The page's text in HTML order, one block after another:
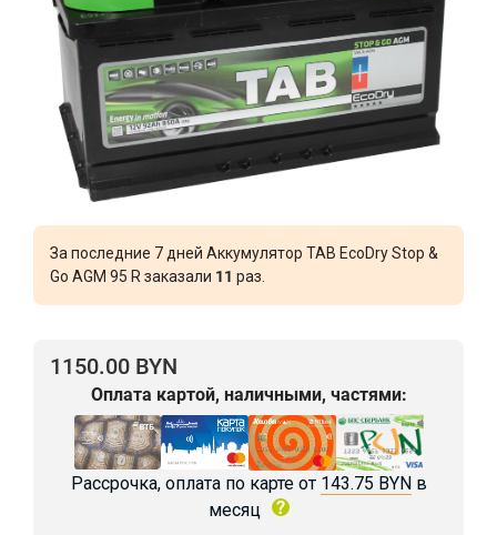
За последние 7 дней Аккумулятор TAB EcoDry Stop &
Go AGM 95 R заказали 11 раз.
1150.00 BYN
Оплата картой, наличными, частями:
Рассрочка, оплата по карте от 143.75 BYNв
месяц